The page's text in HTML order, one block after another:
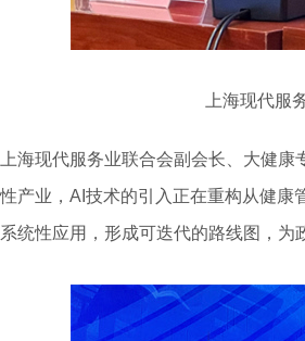
上海现代服
上海现代服务业联合会副会长、大健
性产业，AI技术的引入正在重构从健康
系统性应用，形成可迭代的路线图，